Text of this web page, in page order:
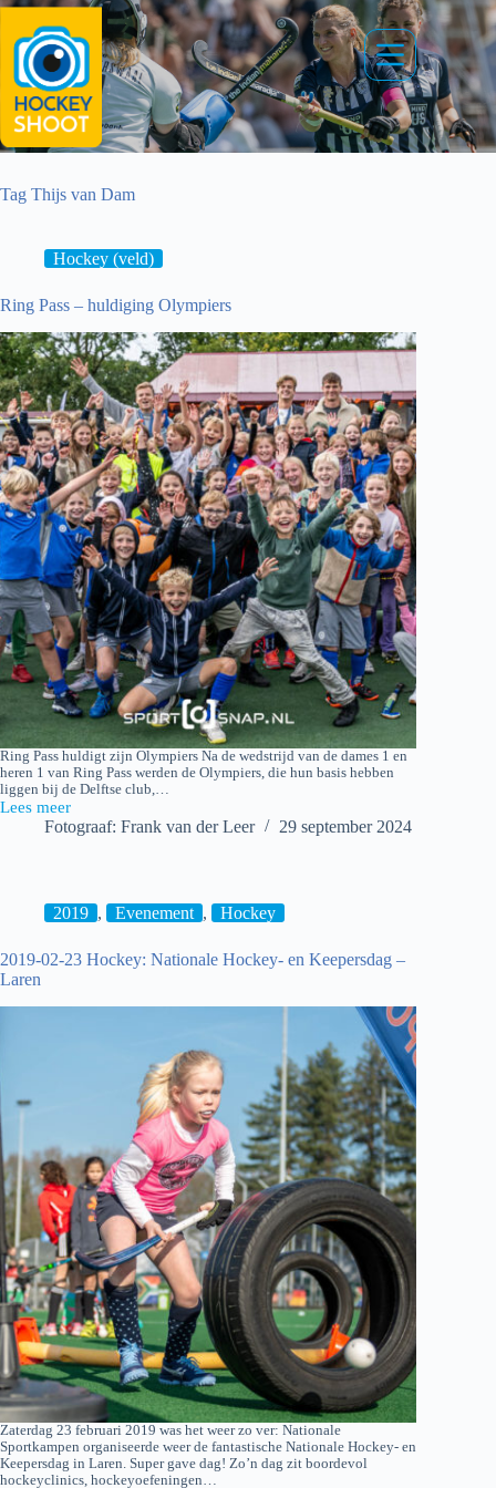
Ga
de
inhoud
Tag Thijs van Dam
Hockey (veld)
Ring Pass – huldiging Olympiers
Ring Pass huldigt zijn Olympiers Na de wedstrijd van de dames 1 en
heren 1 van Ring Pass werden de Olympiers, die hun basis hebben
liggen bij de Delftse club,…
Lees meer
Ring
Fotograaf: Frank van der Leer 29 september 2024
2019 , Evenement , Hockey
2019-02-23 Hockey: Nationale Hockey- en Keepersdag –
Laren
Zaterdag 23 februari 2019 was het weer zo ver: Nationale
Sportkampen organiseerde weer de fantastische Nationale Hockey- en
Keepersdag in Laren. Super gave dag! Zo’n dag zit boordevol
hockeyclinics, hockeyoefeningen…